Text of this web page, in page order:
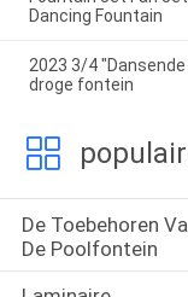
Dancing Fountain
2023 3/4
droge fontein
De Toebehoren
De Poolfontein